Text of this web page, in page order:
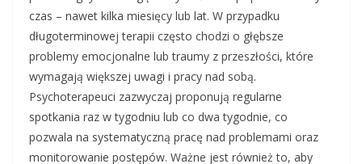
czas – nawet kilka miesięcy lub lat. W przypadku
długoterminowej terapii często chodzi o głębsze
problemy emocjonalne lub traumy z przeszłości, które
wymagają większej uwagi i pracy nad sobą.
Psychoterapeuci zazwyczaj proponują regularne
spotkania raz w tygodniu lub co dwa tygodnie, co
pozwala na systematyczną pracę nad problemami oraz
monitorowanie postępów. Ważne jest również to, aby